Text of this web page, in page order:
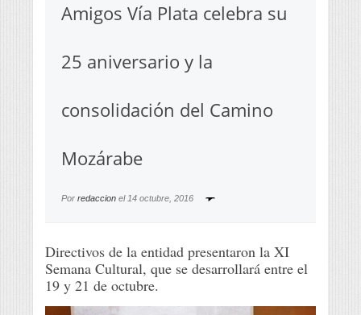
Amigos Vía Plata celebra su
25 aniversario y la
consolidación del Camino
Mozárabe
Por redaccion el 14 octubre, 2016
Directivos de la entidad presentaron la XI
Semana Cultural, que se desarrollará entre el
19 y 21 de octubre.